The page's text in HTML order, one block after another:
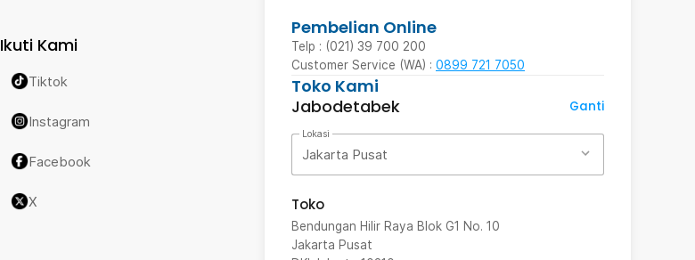
Pembelian Online
Telp : (021) 39 700 200
Customer Service (WA) : 0899 721 7050
Toko Kami
Jabodetabek
Ganti
Lokasi
Jakarta Pusat
Toko
Bendungan Hilir Raya Blok G1 No. 10
Jakarta Pusat
Ikuti Kami
Tiktok
Instagram
Facebook
X